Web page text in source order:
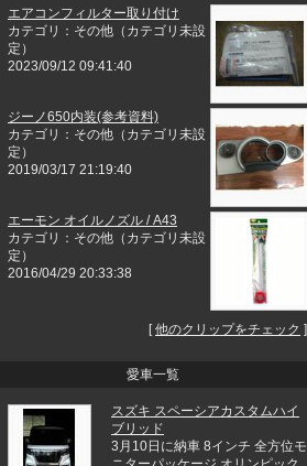
エアコンフィルター取り付け
カテゴリ：その他（カテゴリ未設
定）
2023/09/12 09:41:40
ジーノ650内装(参考資料)
カテゴリ：その他（カテゴリ未設
定）
2019/03/17 21:19:40
エーモン オイルノズル / A43
カテゴリ：その他（カテゴリ未設
定）
2016/04/29 20:33:38
[他のクリップをチェック ]
愛車一覧
スズキ スペーシアカスタムハイ
ブリッド
3月10日に納車 8インチ 全方位モ